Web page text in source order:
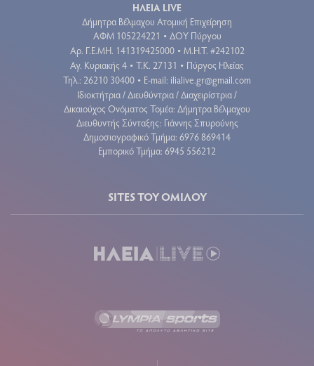
ΗΛΕΙΑ LIVE
Δήμητρα Βέλμαχου Ατομική Επιχείρηση
ΑΦΜ 105224221 • ΔΟΥ Πύργου
Aρ. Γ.Ε.ΜΗ. 141319425000 • Μ.Η.Τ. #242102
Αγ. Κυριακής 4 • Τ.Κ. 27131 • Πύργος Ηλείας
Τηλ.: 26210 30400 • E-mail: ilialive.gr@gmail.com
Ιδιοκτήτρια / Διευθύντρια / Διαχειρίστρια /
Δικαιούχος Ονόματος Τομέα: Δήμητρα Βέλμαχου
Διευθυντής Σύνταξης: Γιάννης Σπυρούνης
Δημοσιογραφικό Τμήμα: 6976 869414
Εμπορικό Τμήμα: 6945 556212
SITES ΤΟΥ ΟΜΙΛΟΥ